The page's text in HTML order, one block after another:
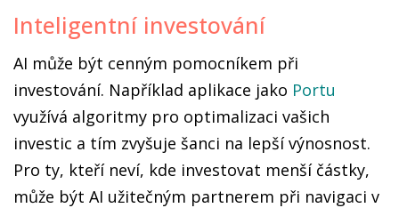
Inteligentní investování
AI může být cenným pomocníkem při
investování. Například aplikace jako Portu
využívá algoritmy pro optimalizaci vašich
investic a tím zvyšuje šanci na lepší výnosnost.
Pro ty, kteří neví, kde investovat menší částky,
může být AI užitečným partnerem při navigaci v